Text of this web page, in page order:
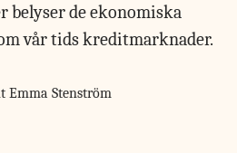
belyser de ekonomiska
vår tids kreditmarknader.
Emma Stenström